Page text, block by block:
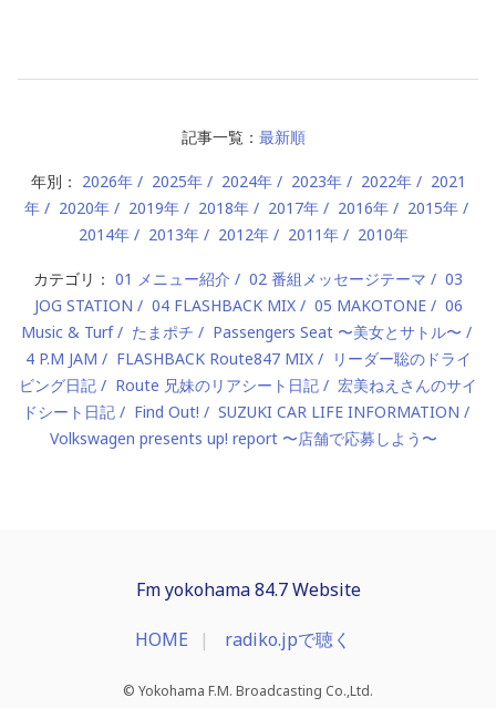
記事一覧： 最新順
年別： 2026年 2025年 2024年 2023年 2022年
2021
年
2020年 2019年 2018年 2017年 2016年
2015年
2014年
2013年 2012年 2011年 2010年
カテゴリ： 01 メニュー紹介 02 番組メッセージテーマ
03
JOG STATION
04 FLASHBACK MIX 05 MAKOTONE
06
Music & Turf
たまポチ
Passengers Seat 〜美女とサトル〜
4 P.M JAM
FLASHBACK Route847 MIX
リーダー聡のドライ
ビング日記
Route 兄妹のリアシート日記
宏美ねえさんのサイ
ドシート日記
Find Out!
SUZUKI CAR LIFE INFORMATION
Volkswagen presents up! report 〜店舗で応募しよう〜
Fm yokohama 84.7 Website
HOME radiko.jpで聴く
© Yokohama F.M. Broadcasting Co.,Ltd.